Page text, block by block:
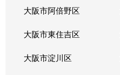
大阪市阿倍野区
大阪市東住吉区
大阪市淀川区